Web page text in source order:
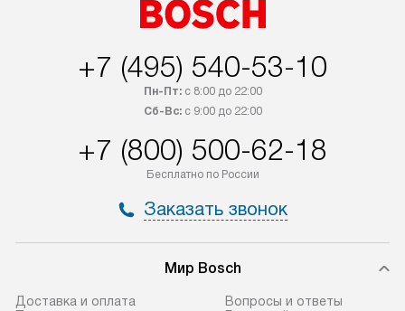
+7 (495) 540-53-10
Пн-Пт:с 8:00 до 22:00
Сб-Вс:с 9:00 до 22:00
+7 (800) 500-62-18
Бесплатно по России
Заказать звонок
Мир Bosch
Доставка и оплата
Вопросы и ответы